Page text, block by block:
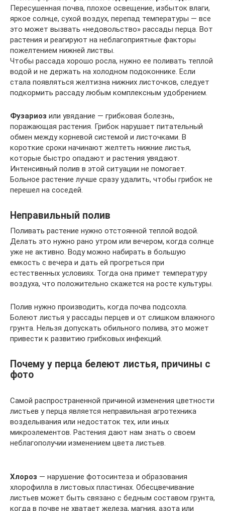
Пересушенная почва, плохое освещение, избыток влаги,
яркое солнце, сухой воздух, перепад температуры — все
это может вызвать «недовольство» рассады перца. Вот
растения и реагируют на неблагоприятные факторы
пожелтением нижней листвы.
Чтобы рассада хорошо росла, нужно ее поливать теплой
водой и не держать на холодном подоконнике. Если
стала появляться желтизна нижних листочков, следует
подкормить рассаду любым комплексным удобрением.
Фузариоз или увядание — грибковая болезнь,
поражающая растения. Грибок нарушает питательный
обмен между корневой системой и листочками. В
короткие сроки начинают желтеть нижние листья,
которые быстро опадают и растения увядают.
Интенсивный полив в этой ситуации не помогает.
Больное растение лучше сразу удалить, чтобы грибок не
перешел на соседей.
Неправильный полив
Поливать растение нужно отстоянной теплой водой.
Делать это нужно рано утром или вечером, когда солнце
уже не активно. Воду можно набирать в большую
емкость с вечера и дать ей прогреться при
естественных условиях. Тогда она примет температуру
воздуха, что положительно скажется на росте культуры.
Полив нужно производить, когда почва подсохла.
Болеют листья у рассады перцев и от слишком влажного
грунта. Нельзя допускать обильного полива, это может
привести к развитию грибковых инфекций.
Почему у перца белеют листья, причины с
фото
Самой распространенной причиной изменения цветности
листьев у перца является неправильная агротехника
возделывания или недостаток тех, или иных
микроэлементов. Растения дают нам знать о своем
неблагополучии изменением цвета листьев.
Хлороз — нарушение фотосинтеза и образования
хлорофилла в листовых пластинах. Обесцвечивание
листьев может быть связано с бедным составом грунта,
когда в почве не хватает железа, магния, азота или